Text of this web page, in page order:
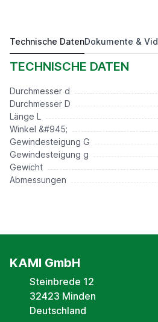
5C 385E 25 mm
Preis auf Anfrage*
Technische DatenDokumente &
TECHNISCHE DATEN
Durchmesser d
Durchmesser D
Länge L
Winkel &#945;
Gewindesteigung G
Gewindesteigung g
Gewicht
Abmessungen
KAMI GmbH
Steinbrede 12
32423 Minden
Deutschland